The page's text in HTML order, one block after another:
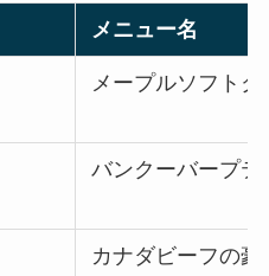
メニュー名
メープルソフトク
バンクーバープテ
カナダビーフの